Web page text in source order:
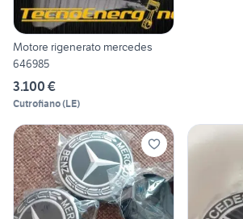
Motore rigenerato mercedes
646985
3.100 €
Cutrofiano(LE)